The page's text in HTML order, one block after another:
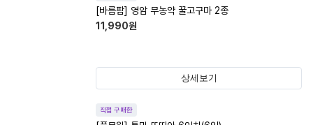
[바름팜] 영암 무농약 꿀고구마 2종
11,990원
상세보기
직접 구매한